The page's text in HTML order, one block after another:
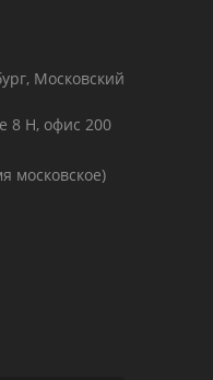
Московский
8 Н, офис 200
московское)